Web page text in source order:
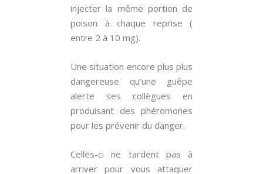
injecter la même portion de
poison à chaque reprise (
entre 2 à 10 mg).
Une situation encore plus plus
dangereuse qu’une guêpe
alerte ses collègues en
produisant des phéromones
pour les prévenir du danger.
Celles-ci ne tardent pas à
arriver pour vous attaquer